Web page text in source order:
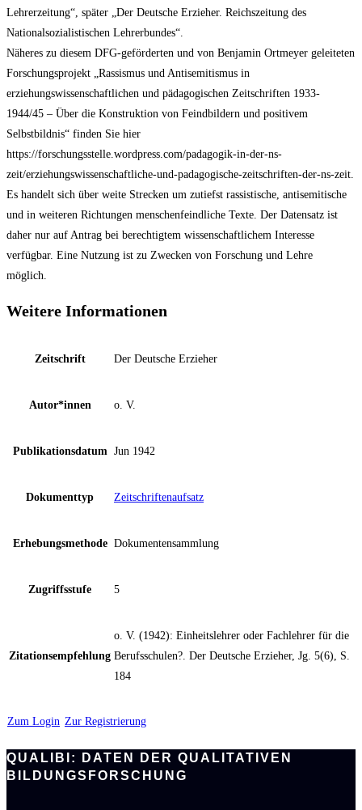
Lehrerzeitung“, später „Der Deutsche Erzieher. Reichszeitung des
Nationalsozialistischen Lehrerbundes“.
Näheres zu diesem DFG-geförderten und von Benjamin Ortmeyer geleiteten
Forschungsprojekt „Rassismus und Antisemitismus in
erziehungswissenschaftlichen und pädagogischen Zeitschriften 1933-
1944/45 – Über die Konstruktion von Feindbildern und positivem
Selbstbildnis“ finden Sie hier
https://forschungsstelle.wordpress.com/padagogik-in-der-ns-
zeit/erziehungswissenschaftliche-und-padagogische-zeitschriften-der-ns-zeit.
Es handelt sich über weite Strecken um zutiefst rassistische, antisemitische
und in weiteren Richtungen menschenfeindliche Texte. Der Datensatz ist
daher nur auf Antrag bei berechtigtem wissenschaftlichem Interesse
verfügbar. Eine Nutzung ist zu Zwecken von Forschung und Lehre
möglich.
Weitere Informationen
Zeitschrift Der Deutsche Erzieher
Autor*innen o. V.
Publikationsdatum Jun 1942
Dokumenttyp Zeitschriftenaufsatz
Erhebungsmethode Dokumentensammlung
Zugriffsstufe 5
Zitationsempfehlung
o. V. (1942): Einheitslehrer oder Fachlehrer für die
Berufsschulen?. Der Deutsche Erzieher, Jg. 5(6), S.
184
Zum Login Zur Registrierung
QUALIBI: DATEN DER QUALITATIVEN
BILDUNGSFORSCHUNG